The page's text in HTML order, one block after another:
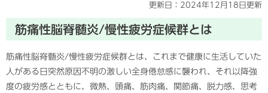
更新日：2024年12月18日更新
筋痛性脳脊髄炎/慢性疲労症候群とは
筋痛性脳脊髄炎/慢性疲労症候群とは、これまで健康に生活していた
人がある日突然原因不明の激しい全身倦怠感に襲われ、それ以降強
度の疲労感とともに、微熱、頭痛、筋肉痛、関節痛、脱力感、思考